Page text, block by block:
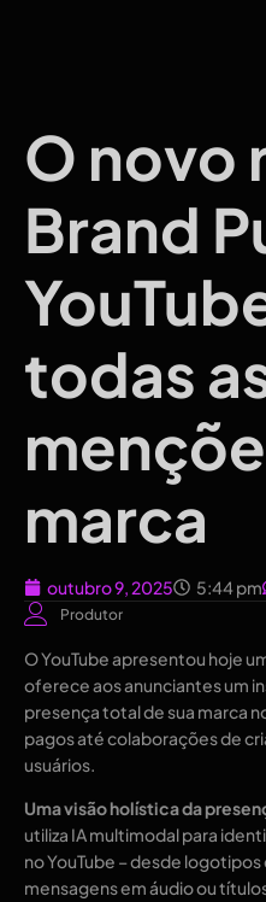
O novo
Brand
todas
marca
outubro 9, 2025 5:44 pm
Produtor
O YouTube apresentou hoje
oferece aos anunciantes um
presença total de sua marca
pagos até colaborações de
usuários.
Uma visão holística da
utiliza IA multimodal para
no YouTube – desde
mensagens em áudio ou